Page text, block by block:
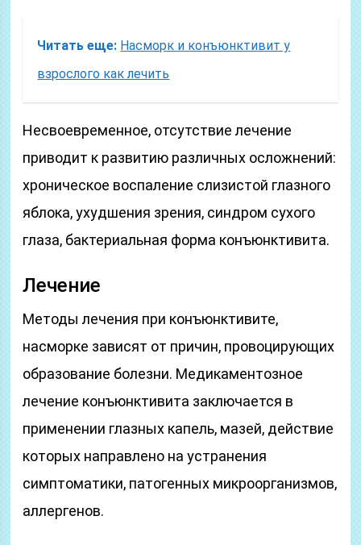
Читать еще: Насморк и конъюнктивит у
взрослого как лечить
Несвоевременное, отсутствие лечение
приводит к развитию различных осложнений:
хроническое воспаление слизистой глазного
яблока, ухудшения зрения, синдром сухого
глаза, бактериальная форма конъюнктивита.
Лечение
Методы лечения при конъюнктивите,
насморке зависят от причин, провоцирующих
образование болезни. Медикаментозное
лечение конъюнктивита заключается в
применении глазных капель, мазей, действие
которых направлено на устранения
симптоматики, патогенных микроорганизмов,
аллергенов.